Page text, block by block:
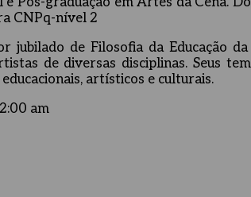
CNPq-nível 2
jubilado de Filosofia da Educação
de diversas disciplinas. Seus
artísticos e culturais.
am